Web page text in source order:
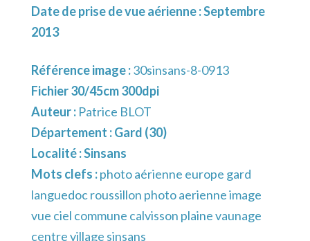
Date de prise de vue aérienne : Septembre
2013
Référence image :30sinsans-8-0913
Fichier 30/45cm 300dpi
Auteur : Patrice BLOT
Département :Gard (30)
Localité :Sinsans
Mots clefs :photo aérienne europe gard
languedoc roussillon photo aerienne image
vue ciel commune calvisson plaine vaunage
centre village sinsans